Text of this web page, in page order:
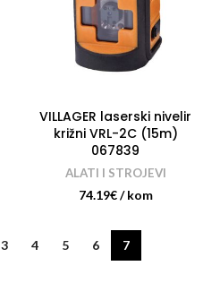
VILLAGER laserski nivelir
križni VRL-2C (15m)
067839
ALATI I STROJEVI
74.19€/ kom
3 4 5 6 7